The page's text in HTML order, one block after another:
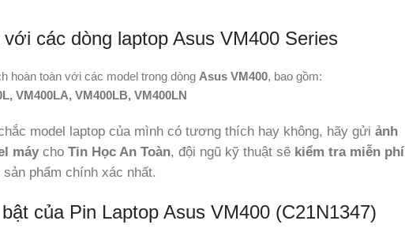
các dòng laptop Asus VM400 Series
hoàn toàn với các model trong dòng Asus VM400, bao gồm:
VM400LA, VM400LB, VM400LN
model laptop của mình có tương thích hay không, hãy gửi ảnh
máycho Tin Học An Toàn, đội ngũ kỹ thuật sẽ kiểm tra miễn phí
phẩm chính xác nhất.
của Pin Laptop Asus VM400 (C21N1347)